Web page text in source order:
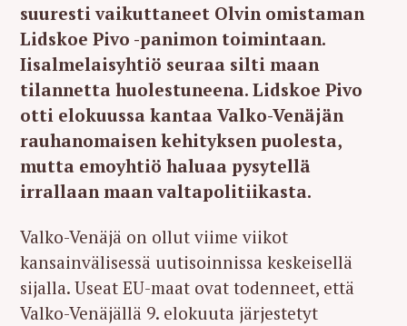
suuresti vaikuttaneet Olvin omistaman
Lidskoe Pivo -panimon toimintaan.
Iisalmelaisyhtiö seuraa silti maan
tilannetta huolestuneena. Lidskoe Pivo
otti elokuussa kantaa Valko-Venäjän
rauhanomaisen kehityksen puolesta,
mutta emoyhtiö haluaa pysytellä
irrallaan maan valtapolitiikasta.
Valko-Venäjä on ollut viime viikot
kansainvälisessä uutisoinnissa keskeisellä
sijalla. Useat EU-maat ovat todenneet, että
Valko-Venäjällä 9. elokuuta järjestetyt